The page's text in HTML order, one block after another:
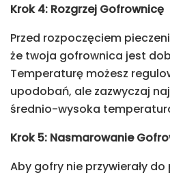
Krok 4: Rozgrzej Gofrownicę
Przed rozpoczęciem
że twoja gofrownica jest
Temperaturę możesz
upodobań, ale zazwyczaj
średnio-wysoka
Krok 5: Nasmarowanie
Aby gofry nie przywierały do